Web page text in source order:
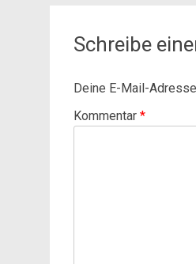
Schreibe
Deine E-Mail-
Kommentar *